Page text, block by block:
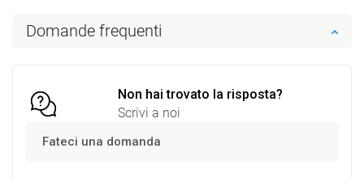
Domande frequenti
Non hai trovato la risposta?
Scrivi a noi
Fateci una domanda
Aggiungi al carrello